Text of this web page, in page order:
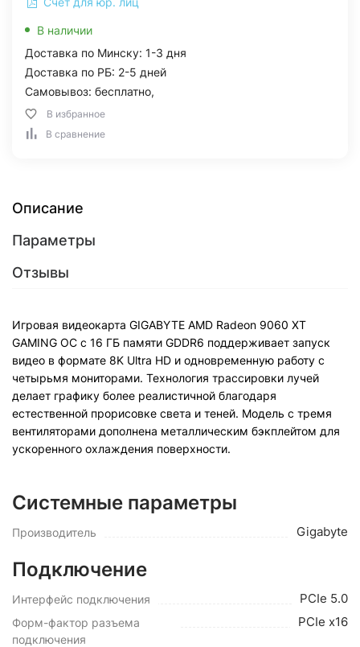
В наличии
Доставка по Минску: 1-3 дня
Доставка по РБ: 2-5 дней
Самовывоз: бесплатно,
В избранное
В сравнение
Описание
Параметры
Отзывы
Игровая видеокарта GIGABYTE AMD Radeon 9060 XT
GAMING OC с 16 ГБ памяти GDDR6 поддерживает запуск
видео в формате 8K Ultra HD и одновременную работу с
четырьмя мониторами. Технология трассировки лучей
делает графику более реалистичной благодаря
естественной прорисовке света и теней. Модель с тремя
вентиляторами дополнена металлическим бэкплейтом для
ускоренного охлаждения поверхности.
Системные параметры
Производитель Gigabyte
Подключение
Интерфейс подключения PCIe 5.0
Форм-фактор разъема
подключения
PCIe x16